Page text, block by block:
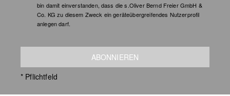
bin damit einverstanden, dass die s.Oliver Bernd Freier GmbH &
Co. KG zu diesem Zweck ein geräteübergreifendes Nutzerprofil
anlegen darf.
ABONNIEREN
* Pflichtfeld